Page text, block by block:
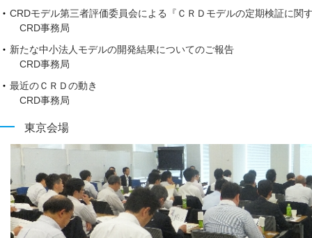
CRDモデル第三者評価委員会による『ＣＲＤモデルの定期検証に関
CRD事務局
新たな中小法人モデルの開発結果についてのご報告
CRD事務局
最近のＣＲＤの動き
CRD事務局
東京会場